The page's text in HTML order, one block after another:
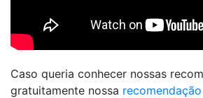
Caso queria conhecer nossas
gratuitamente nossa